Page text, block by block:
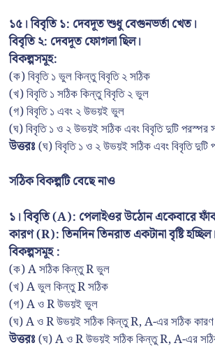
১৫। বিবৃতি ১: দেবদূত শুধু বেগুনভর্তা খেত।
বিবৃতি ২: দেবদূত ফোগলা ছিল।
বিকল্পসমূহ:
(ক) বিবৃতি ১ ভুল কিন্তু বিবৃতি ২ সঠিক
(খ) বিবৃতি ১ সঠিক কিন্তু বিবৃতি ২ ভুল
(গ) বিবৃতি ১ এবং ২ উভয়ই ভুল
(ঘ) বিবৃতি ১ ও ২ উভয়ই সঠিক এবং বিবৃতি দুটি পরস্পর
উত্তরঃ(ঘ) বিবৃতি ১ ও ২ উভয়ই সঠিক এবং বিবৃতি
সঠিক বিকল্পটি বেছে নাও
১। বিবৃতি (A): পেলাইওর উঠোন একেবারে
কারণ (R): তিনদিন তিনরাত একটানা বৃষ্টি হচ্ছিল।
বিকল্পসমূহ :
(ক) A সঠিক কিন্তু R ভুল
(খ) A ভুল কিন্তু R সঠিক
(গ) A ও R উভয়ই ভুল
(ঘ) A ও R উভয়ই সঠিক কিন্তু R, A-এর সঠিক
উত্তরঃ(ঘ) A ও R উভয়ই সঠিক কিন্তু R, A-এর